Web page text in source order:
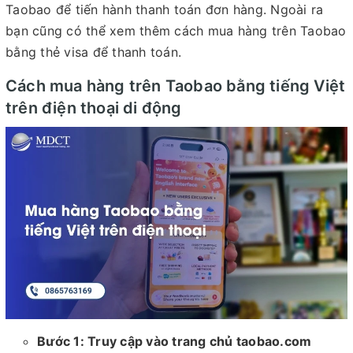
Taobao để tiến hành thanh toán đơn hàng. Ngoài ra
bạn cũng có thể xem thêm cách mua hàng trên Taobao
bằng thẻ visa để thanh toán.
Cách mua hàng trên Taobao bằng tiếng Việt
trên điện thoại di động
Bước 1: Truy cập vào trang chủ taobao.com